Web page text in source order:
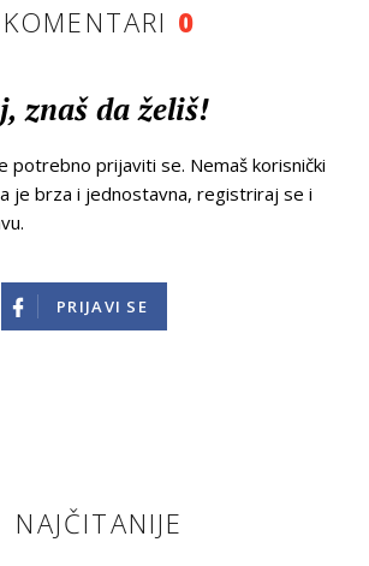
KOMENTARI 0
znaš da želiš!
potrebno prijaviti se. Nemaš korisnički
je brza i jednostavna, registriraj se i
PRIJAVI SE
NAJČITANIJE